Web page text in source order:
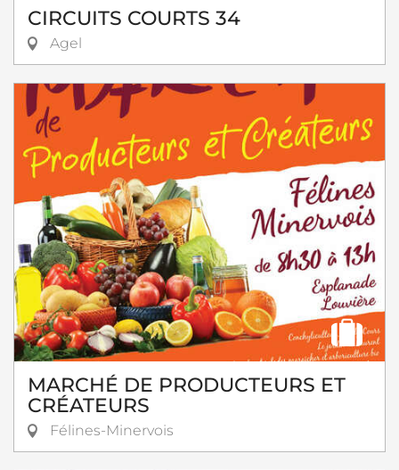
CIRCUITS COURTS 34
Agel
MARCHÉ DE PRODUCTEURS ET
CRÉATEURS
Félines-Minervois